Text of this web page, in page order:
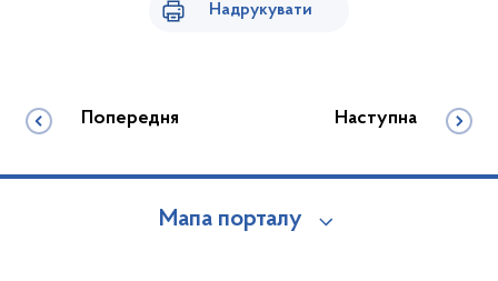
Надрукувати
Попередня Наступна
Мапа порталу